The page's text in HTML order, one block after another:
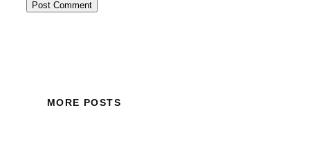
MORE POSTS